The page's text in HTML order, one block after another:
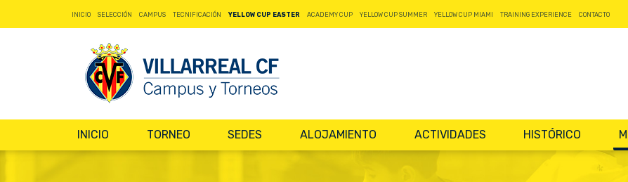
INICIO SELECCIÓN CAMPUS TECNIFICACIÓN YELLOW CUP EASTER ACADEMY CUP YELLOW CUP SUMMER YELLOW CUP MIAMI TRAINING EXPERIENCE CONTACTO
INICIO TORNEO SEDES ALOJAMIENTO ACTIVIDADES HISTÓRICO